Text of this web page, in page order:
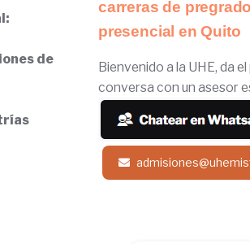
de
carreras de pregrado
presencial en Quito
Bienvenido a la UHE, da
conversa con un asesor